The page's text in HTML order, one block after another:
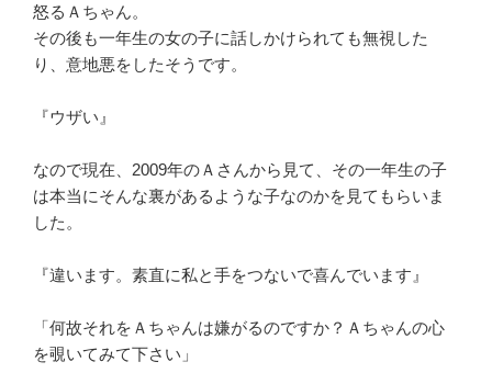
怒るＡちゃん。
その後も一年生の女の子に話しかけられても無視した
り、意地悪をしたそうです。
『ウザい』
なので現在、2009年のＡさんから見て、その一年生の子
は本当にそんな裏があるような子なのかを見てもらいま
した。
『違います。素直に私と手をつないで喜んでいます』
「何故それをＡちゃんは嫌がるのですか？Ａちゃんの心
を覗いてみて下さい」